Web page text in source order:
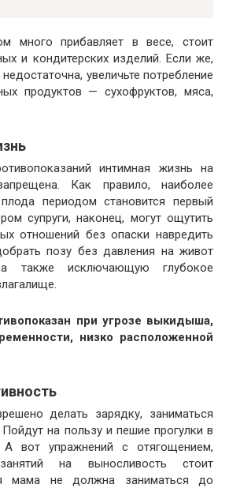
много прибавляет в весе, стоит
и кондитерских изделий. Если же,
увеличьте потребление
продуктов — сухофруктов, мяса,
интимная жизнь на
Как правило, наиболее
периодом становится первый
супруги, наконец, могут ощутить
отношений без опаски навредить
позу без давления на живот
также исключающую глубокое
при угрозе выкидыша,
низко расположенной
делать зарядку, заниматься
на пользу и пешие прогулки в
А вот упражнений с отягощением,
занятий на выносливость стоит
мама не должна заниматься до